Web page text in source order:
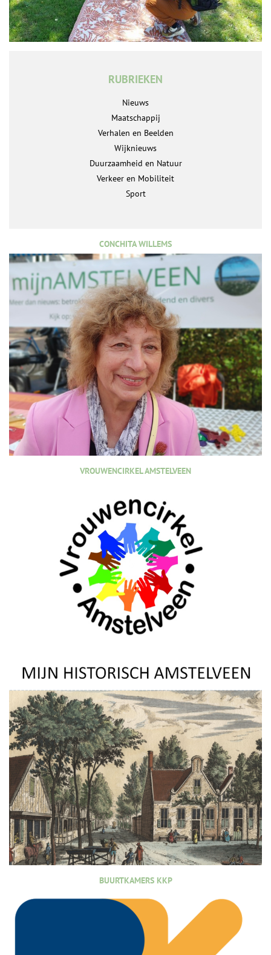
RUBRIEKEN
Nieuws
Maatschappij
Verhalen en Beelden
Wijknieuws
Duurzaamheid en Natuur
Verkeer en Mobiliteit
Sport
CONCHITA WILLEMS
VROUWENCIRKEL AMSTELVEEN
BUURTKAMERS KKP